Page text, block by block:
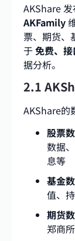
AKShare
AKFamily
票、期货、
于免费、
据分析。
2.1
AKShare的
股票
数据
息等
基金
值、
期货
郑商